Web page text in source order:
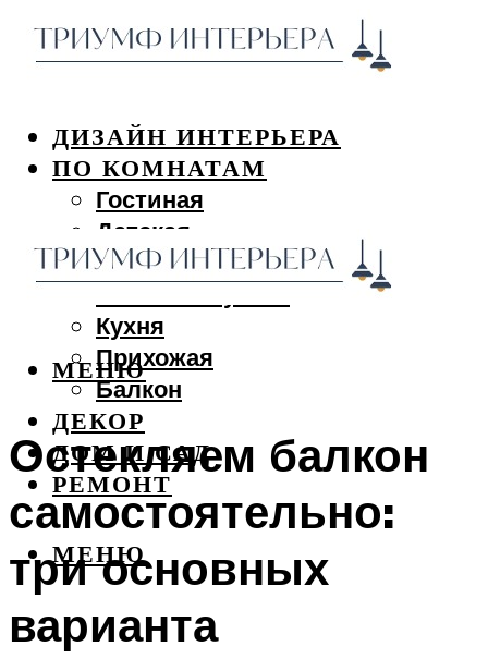
ДИЗАЙН ИНТЕРЬЕРА
ПО КОМНАТАМ
Гостиная
Детская
Спальня
Кухня
Прихожая
Балкон
ДЕКОР
ДОМ И САД
РЕМОНТ
МЕНЮ
МЕНЮ
Остекляем балкон
самостоятельно:
три основных
варианта